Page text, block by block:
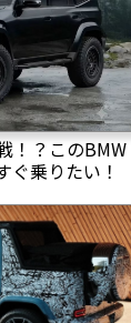
！？このBMW
ぐ乗りたい！